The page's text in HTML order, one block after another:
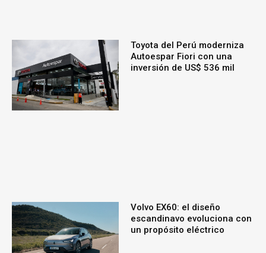
Toyota del Perú moderniza
Autoespar Fiori con una
inversión de US$ 536 mil
Volvo EX60: el diseño
escandinavo evoluciona con
un propósito eléctrico